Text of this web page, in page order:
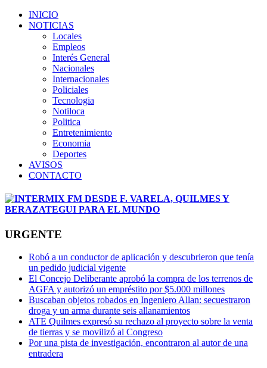
INICIO
NOTICIAS
Locales
Empleos
Interés General
Nacionales
Internacionales
Policiales
Tecnologia
Notiloca
Politica
Entretenimiento
Economia
Deportes
AVISOS
CONTACTO
URGENTE
Robó a un conductor de aplicación y descubrieron que tenía
un pedido judicial vigente
El Concejo Deliberante aprobó la compra de los terrenos de
AGFA y autorizó un empréstito por $5.000 millones
Buscaban objetos robados en Ingeniero Allan: secuestraron
droga y un arma durante seis allanamientos
ATE Quilmes expresó su rechazo al proyecto sobre la venta
de tierras y se movilizó al Congreso
Por una pista de investigación, encontraron al autor de una
entradera